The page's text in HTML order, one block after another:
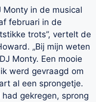
Monty in de musical
februari in de
trots”, vertelt de
„Bij mijn weten
Monty. Een mooie
werd gevraagd om
al een sprongetje.
gekregen, sprong